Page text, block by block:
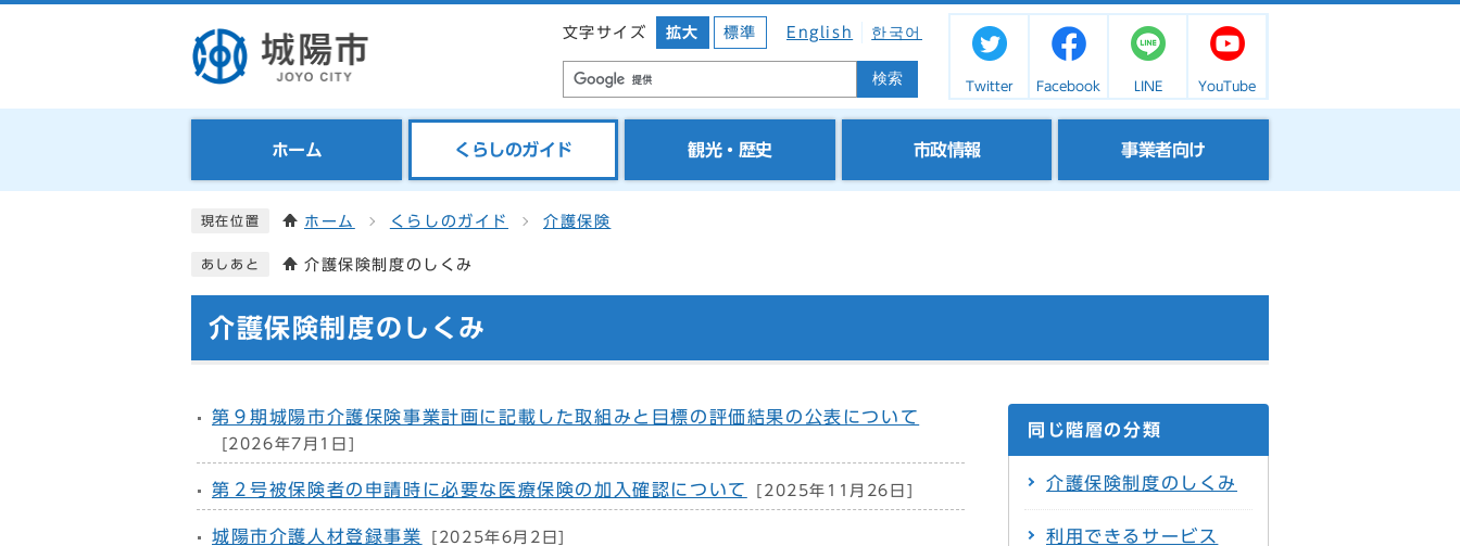
文字サイズ 拡大 標準 English 한국어
検索 Twitter Facebook LINE YouTube
ホーム くらしのガイド 観光・歴史 市政情報 事業者向け
現在位置 ホーム くらしのガイド 介護保険
あしあと 介護保険制度のしくみ
介護保険制度のしくみ
第９期城陽市介護保険事業計画に記載した取組みと目標の評価結果の公表について
[2026年7月1日]
第２号被保険者の申請時に必要な医療保険の加入確認について [2025年11月26日]
城陽市介護人材登録事業 [2025年6月2日]
同じ階層の分類
介護保険制度のしくみ
利用できるサービス